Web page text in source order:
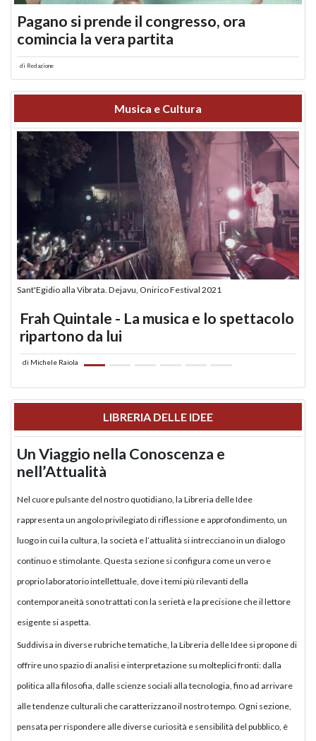
Pagano si prende il congresso, ora
comincia la vera partita
di Redazione
Musica e Cultura
Sant'Egidio alla Vibrata. Dejavu, Onirico Festival 2021
Frah Quintale - La musica e lo spettacolo
ripartono da lui
di Michele Raiola
LIBRERIA DELLE IDEE
Un Viaggio nella Conoscenza e
nell’Attualità
Nel cuore pulsante del nostro quotidiano, la Libreria delle Idee
rappresenta un angolo privilegiato di riflessione e approfondimento, un
luogo in cui la cultura, la società e l’attualità si intrecciano in un dialogo
continuo e stimolante. Questa sezione si configura come un vero e
proprio laboratorio intellettuale, dove i temi più rilevanti della
contemporaneità sono trattati con la serietà e la precisione che il lettore
esigente si aspetta.
Suddivisa in diverse rubriche tematiche, la Libreria delle Idee si propone di
offrire uno spazio di analisi e interpretazione su molteplici fronti: dalla
politica alla filosofia, dalle scienze sociali alla tecnologia, fino ad arrivare
alle tendenze culturali che caratterizzano il nostro tempo. Ogni sezione,
pensata per rispondere alle diverse curiosità e sensibilità del pubblico, è